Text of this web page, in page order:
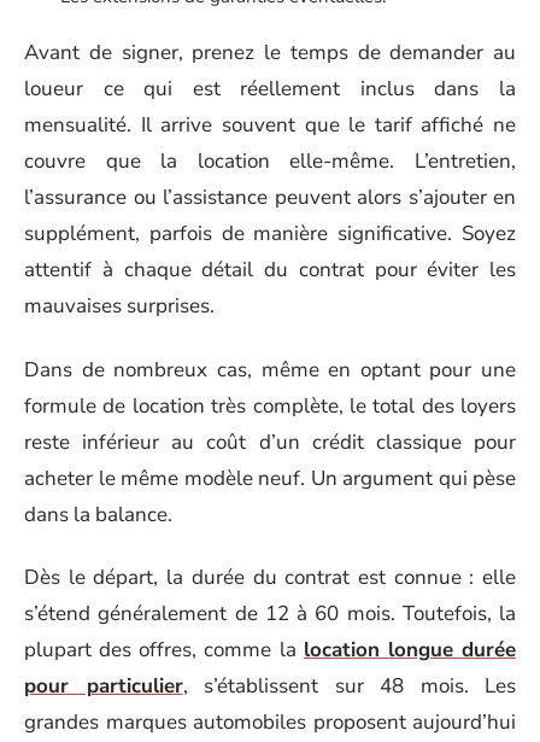
Avant de signer, prenez le temps de demander au
loueur ce qui est réellement inclus dans la
mensualité. Il arrive souvent que le tarif affiché ne
couvre que la location elle-même. L’entretien,
l’assurance ou l’assistance peuvent alors s’ajouter en
supplément, parfois de manière significative. Soyez
attentif à chaque détail du contrat pour éviter les
mauvaises surprises.
Dans de nombreux cas, même en optant pour une
formule de location très complète, le total des loyers
reste inférieur au coût d’un crédit classique pour
acheter le même modèle neuf. Un argument qui pèse
dans la balance.
Dès le départ, la durée du contrat est connue : elle
s’étend généralement de 12 à 60 mois. Toutefois, la
plupart des offres, comme la location longue durée
pour particulier, s’établissent sur 48 mois. Les
grandes marques automobiles proposent aujourd’hui